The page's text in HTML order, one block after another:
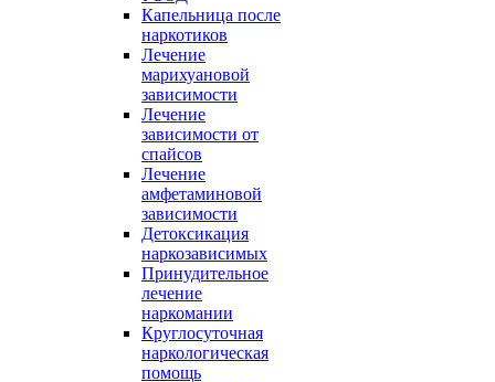
Капельница после
наркотиков
Лечение
марихуановой
зависимости
Лечение
зависимости от
спайсов
Лечение
амфетаминовой
зависимости
Детоксикация
наркозависимых
Принудительное
лечение
наркомании
Круглосуточная
наркологическая
помощь